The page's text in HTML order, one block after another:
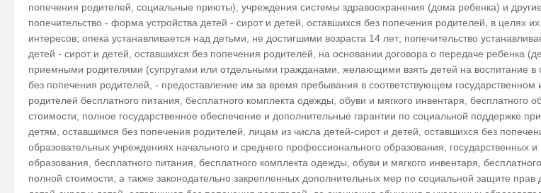
попечения родителей, социальные приюты); учреждения системы здравоохранения (дома ребенка) и
попечительство - форма устройства детей - сирот и детей, оставшихся без попечения родителей, в целях
интересов; опека устанавливается над детьми, не достигшими возраста 14 лет; попечительство
детей - сирот и детей, оставшихся без попечения родителей, на основании договора о передаче ребенка
приемными родителями (супругами или отдельными гражданами, желающими взять детей на воспитание в
без попечения родителей, - предоставление им за время пребывания в соответствующем
родителей бесплатного питания, бесплатного комплекта одежды, обуви и мягкого инвентаря,
стоимости; полное государственное обеспечение и дополнительные гарантии по социальной поддержке
детям, оставшимся без попечения родителей, лицам из числа детей-сирот и детей, оставшихся без
образовательных учреждениях начального и среднего профессионального образования,
образования, бесплатного питания, бесплатного комплекта одежды, обуви и мягкого инвентаря,
полной стоимости, а также законодательно закрепленных дополнительных мер по социальной защите